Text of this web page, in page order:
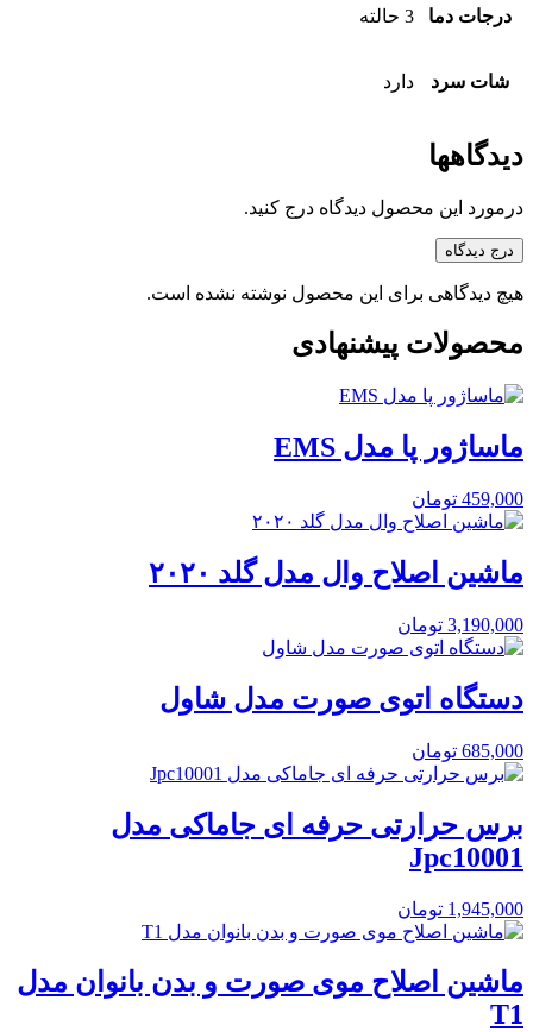
درجات دما 3 حالته
شات سرد دارد
دیدگاهها
درمورد این محصول دیدگاه درج کنید.
درج دیدگاه
هیچ دیدگاهی برای این محصول نوشته نشده است.
محصولات پیشنهادی
ماساژور پا مدل EMS
459,000 تومان
ماشین اصلاح وال مدل گلد ۲۰۲۰
3,190,000 تومان
دستگاه اتوی صورت مدل شاول
685,000 تومان
برس حرارتی حرفه ای جاماکی مدل
Jpc10001
1,945,000 تومان
ماشین اصلاح موی صورت و بدن بانوان مدل
T1